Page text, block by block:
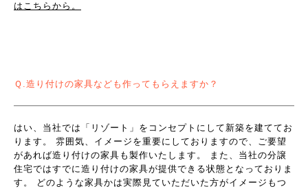
はこちらから。
Ｑ.造り付けの家具なども作ってもらえますか？
はい、当社では「リゾート」をコンセプトにして新築を建ててお
ります。 雰囲気、イメージを重要にしておりますので、ご要望
があれば造り付けの家具も製作いたします。 また、当社の分譲
住宅ではすでに造り付けの家具が提供できる状態となっておりま
す。 どのような家具かは実際見ていただいた方がイメージもつ